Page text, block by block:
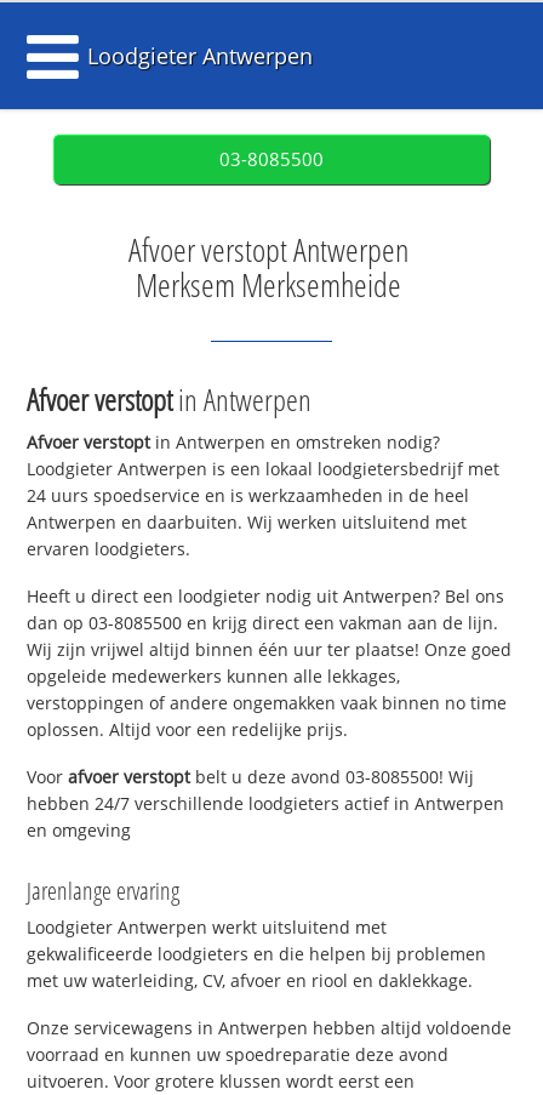
Loodgieter Antwerpen
03-8085500
Afvoer verstopt Antwerpen
Merksem Merksemheide
Afvoer verstoptin Antwerpen
Afvoer verstoptin Antwerpen en omstreken nodig?
Loodgieter Antwerpen is een lokaal loodgietersbedrijf met
24 uurs spoedservice en is werkzaamheden in de heel
Antwerpen en daarbuiten. Wij werken uitsluitend met
ervaren loodgieters.
Heeft u direct een loodgieter nodig uit Antwerpen? Bel ons
dan op 03-8085500 en krijg direct een vakman aan de lijn.
Wij zijn vrijwel altijd binnen één uur ter plaatse! Onze goed
opgeleide medewerkers kunnen alle lekkages,
verstoppingen of andere ongemakken vaak binnen no time
oplossen. Altijd voor een redelijke prijs.
Voorafvoer verstoptbelt u deze avond 03-8085500! Wij
hebben 24/7 verschillende loodgieters actief in Antwerpen
en omgeving
Jarenlange ervaring
Loodgieter Antwerpen werkt uitsluitend met
gekwalificeerde loodgieters en die helpen bij problemen
met uw waterleiding, CV, afvoer en riool en daklekkage.
Onze servicewagens in Antwerpen hebben altijd voldoende
voorraad en kunnen uw spoedreparatie deze avond
uitvoeren. Voor grotere klussen wordt eerst een